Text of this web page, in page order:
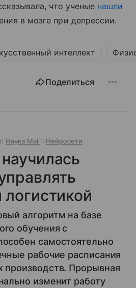
что ученые нашли
в мозге при депрессии.
интеллект
Поделиться
Наука Mail Нейросети
алгоритм на базе
обучения с
самостоятельно
рабочие расписания
производств. Прорывная
изменит работу